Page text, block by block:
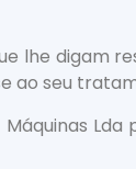
lhe digam
ao seu
Lda